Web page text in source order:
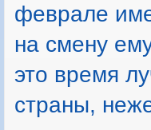
феврале
на смену
это время
страны,